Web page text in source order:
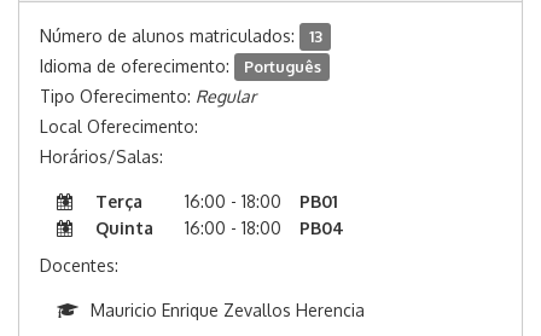
Número de alunos matriculados: 13
Idioma de oferecimento: Português
Tipo Oferecimento: Regular
Local Oferecimento:
Horários/Salas:
Terça 16:00 - 18:00
PB01
Quinta
16:00 - 18:00
PB04
Docentes:
Mauricio Enrique Zevallos Herencia